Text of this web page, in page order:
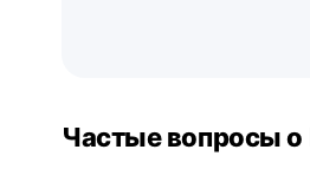
Частые вопросы